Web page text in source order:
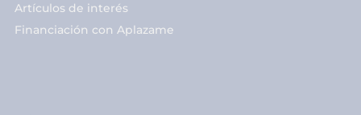
Artículos de interés
Financiación con Aplazame